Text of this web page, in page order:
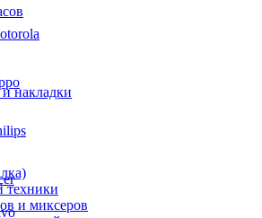
накладки
техники
и миксеров